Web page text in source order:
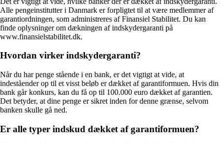
Alle pengeinstitutter i Danmark er forpligtet til at være medlemmer af
garantiordningen, som administreres af Finansiel Stabilitet. Du kan
finde oplysninger om dækningen af indskydergaranti på
www.finansielstabilitet.dk.
Hvordan virker indskydergaranti?
Når du har penge stående i en bank, er det vigtigt at vide, at
indeståender op til et visst beløb er dækket af garantiformuen. Hvis din
bank går konkurs, kan du få op til 100.000 euro dækket af garantien.
Det betyder, at dine penge er sikret inden for denne grænse, selvom
banken skulle gå ned.
Er alle typer indskud dækket af garantiformuen?